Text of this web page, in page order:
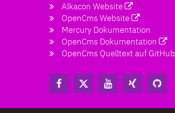
Alkacon Website
OpenCms Website
Mercury Dokumentation
OpenCms Dokumentation
OpenCms Quelltext auf GitHub